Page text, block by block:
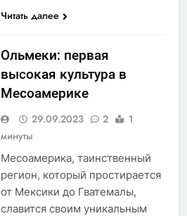
Читать далее
Ольмеки: первая
высокая культура в
Месоамерике
29.09.2023 2
1
минуты
Месоамерика, таинственный
регион, который простирается
от Мексики до Гватемалы,
славится своим уникальным